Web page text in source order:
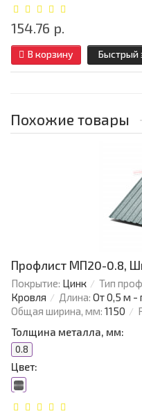
154.76 р.
В корзину Быстрый
Похожие товары
Профлист МП20-0.8,
Покрытие: Цинк Тип
Кровля
Длина: От 0,5 м -
Общая ширина, мм: 1150
Толщина металла, мм:
0.8
Цвет: